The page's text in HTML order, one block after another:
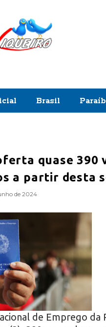
Brasil
quase 390
a partir desta
de 2024
de Emprego